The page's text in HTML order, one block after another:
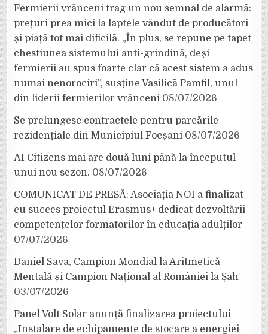
Fermierii vrânceni trag un nou semnal de alarmă:
prețuri prea mici la laptele vândut de producători
și piață tot mai dificilă. „În plus, se repune pe tapet
chestiunea sistemului anti-grindină, deși
fermierii au spus foarte clar că acest sistem a adus
numai nenorociri”, susține Vasilică Pamfil, unul
din liderii fermierilor vrânceni 08/07/2026
Se prelungesc contractele pentru parcările
rezidențiale din Municipiul Focșani 08/07/2026
AI Citizens mai are două luni până la începutul
unui nou sezon. 08/07/2026
COMUNICAT DE PRESĂ: Asociația NOI a finalizat
cu succes proiectul Erasmus+ dedicat dezvoltării
competențelor formatorilor în educația adulților
07/07/2026
Daniel Sava, Campion Mondial la Aritmetică
Mentală și Campion Național al României la Șah
03/07/2026
Panel Volt Solar anunță finalizarea proiectului
„Instalare de echipamente de stocare a energiei